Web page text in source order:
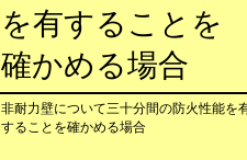
を有することを
確かめる場合
非耐力壁について三十分間の防火性能を
することを確かめる場合